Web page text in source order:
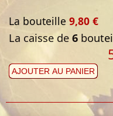
La bouteille 9,80 €
La caisse de 6
AJOUTER AU PANIER